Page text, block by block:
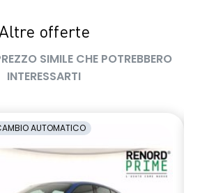
elettricamente e riscaldabili
inserti in pelle
offerte
SIMILE CHE POTREBBERO
INTERESSARTI
AUTOMATICO